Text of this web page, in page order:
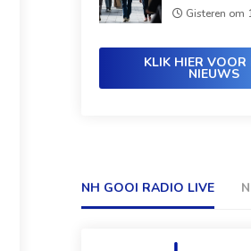
Gisteren om
KLIK HIER VOOR
NIEUWS
NH GOOI RADIO LIVE